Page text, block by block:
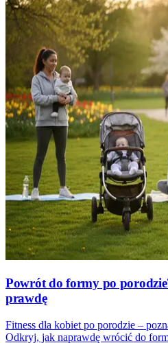
Powrót do formy po
prawdę
Fitness dla kobiet po porodzie –
Odkryj, jak naprawdę wrócić do